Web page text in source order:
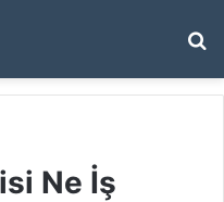
...
Ne İş